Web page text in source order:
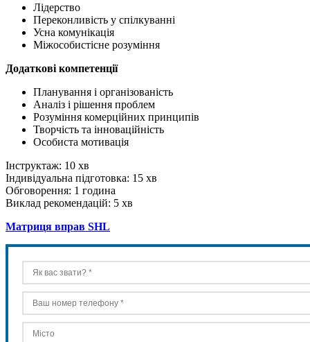
Лідерство
Переконливість у спілкуванні
Усна комунікація
Міжособистісне розуміння
Додаткові компетенції
Планування і організованість
Аналіз і рішення проблем
Розуміння комерційних принципів
Творчість та інноваційність
Особиста мотивація
Інструктаж: 10 хв
Індивідуальна підготовка: 15 хв
Обговорення: 1 година
Виклад рекомендацій: 5 хв
Матриця вправ SHL